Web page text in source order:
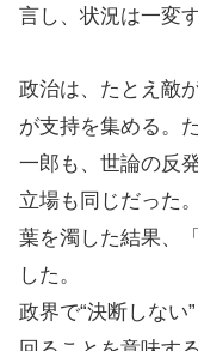
言し、状況は一変
政治は、たとえ敵
が支持を集める。
一郎も、世論の反
立場も同じだった
葉を濁した結果、
した。
政界で“決断しない